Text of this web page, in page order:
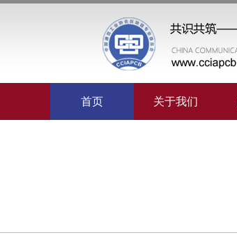
首页 关于我们